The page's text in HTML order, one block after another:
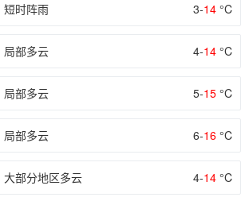
短时阵雨 3-14 °C
局部多云 4-14 °C
局部多云 5-15 °C
局部多云 6-16 °C
大部分地区多云 4-14 °C